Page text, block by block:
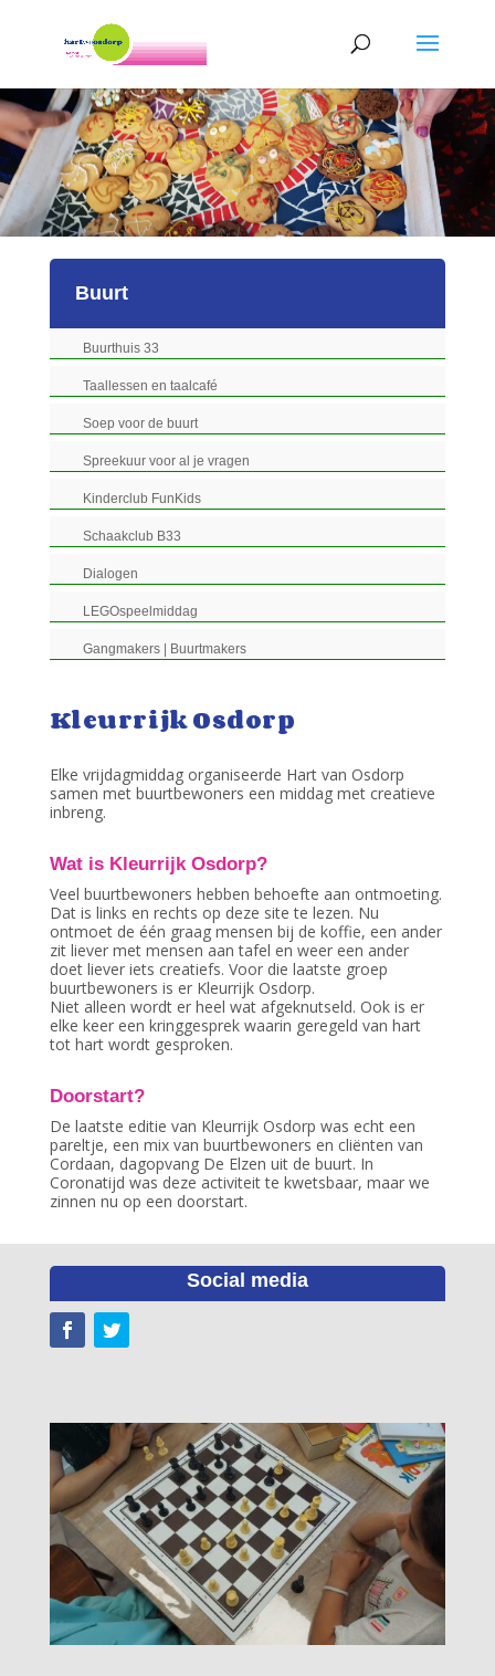
Buurt
Buurthuis 33
Taallessen en taalcafé
Soep voor de buurt
Spreekuur voor al je vragen
Kinderclub FunKids
Schaakclub B33
Dialogen
LEGOspeelmiddag
Gangmakers | Buurtmakers
Kleurrijk Osdorp
Elke vrijdagmiddag organiseerde Hart van Osdorp
samen met buurtbewoners een middag met creatieve
inbreng.
Wat is Kleurrijk Osdorp?
Veel buurtbewoners hebben behoefte aan ontmoeting.
Dat is links en rechts op deze site te lezen. Nu
ontmoet de één graag mensen bij de koffie, een ander
zit liever met mensen aan tafel en weer een ander
doet liever iets creatiefs. Voor die laatste groep
buurtbewoners is er Kleurrijk Osdorp.
Niet alleen wordt er heel wat afgeknutseld. Ook is er
elke keer een kringgesprek waarin geregeld van hart
tot hart wordt gesproken.
Doorstart?
De laatste editie van Kleurrijk Osdorp was echt een
pareltje, een mix van buurtbewoners en cliënten van
Cordaan, dagopvang De Elzen uit de buurt. In
Coronatijd was deze activiteit te kwetsbaar, maar we
zinnen nu op een doorstart.
Social media